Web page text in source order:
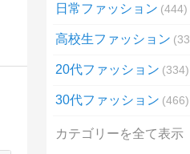
日常ファッション 444
高校生ファッション 33
20代ファッション 334
30代ファッション 466
カテゴリーを全て表示